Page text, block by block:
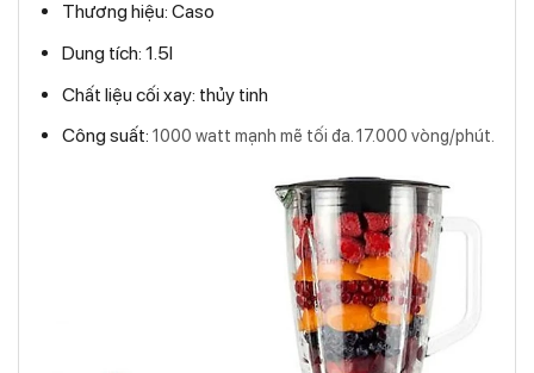
Thương hiệu: Caso
Dung tích: 1.5l
Chất liệu cối xay: thủy tinh
Công suất: 1000 watt mạnh mẽ tối đa. 17.000 vòng/phút.